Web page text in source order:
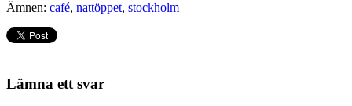
Ämnen: café, nattöppet, stockholm
Lämna ett svar